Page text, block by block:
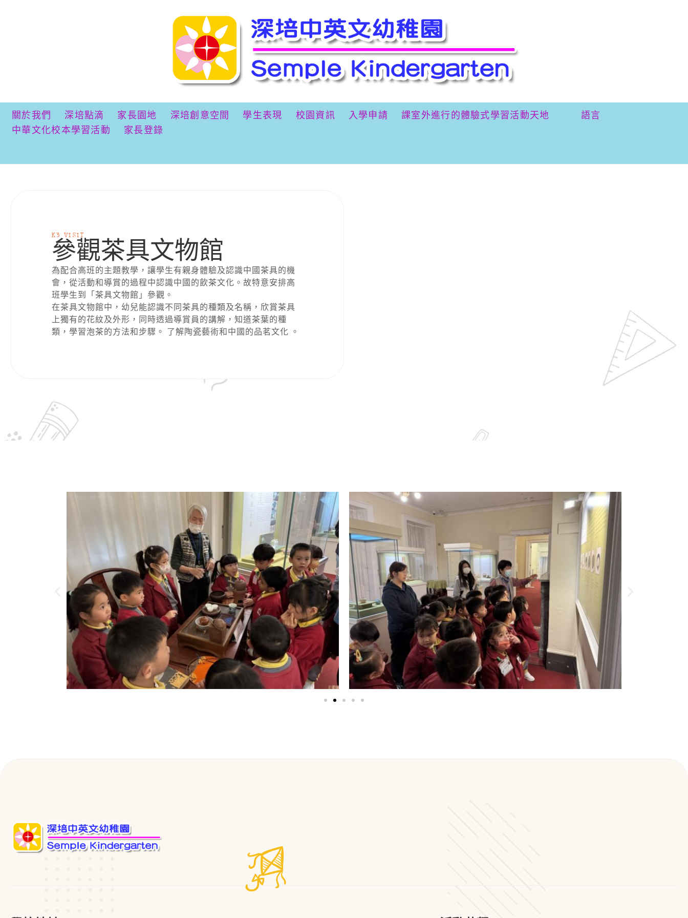
關於我們 深培點滴 家長園地 深培創意空間 學生表現 校園資訊 入學申請
課室外進行的體驗式學習活動天地
中華文化校本學習活動
家長登錄
語言
K3 VISIT
參觀茶具文物館
為配合高班的主題教學，讓學生有親身體驗及認識中國茶具的機
會，從活動和導賞的過程中認識中國的飲茶文化。故特意安排高
班學生到「茶具文物館」參觀。
在茶具文物館中，幼兒能認識不同茶具的種類及名稱，欣賞茶具
上獨有的花紋及外形，同時透過導賞員的講解，知道茶葉的種
類，學習泡茶的方法和步驟。 了解陶瓷藝術和中國的品茗文化 。